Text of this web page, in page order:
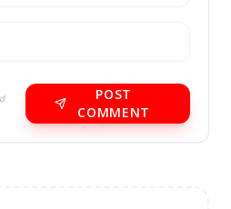
POST
COMMENT